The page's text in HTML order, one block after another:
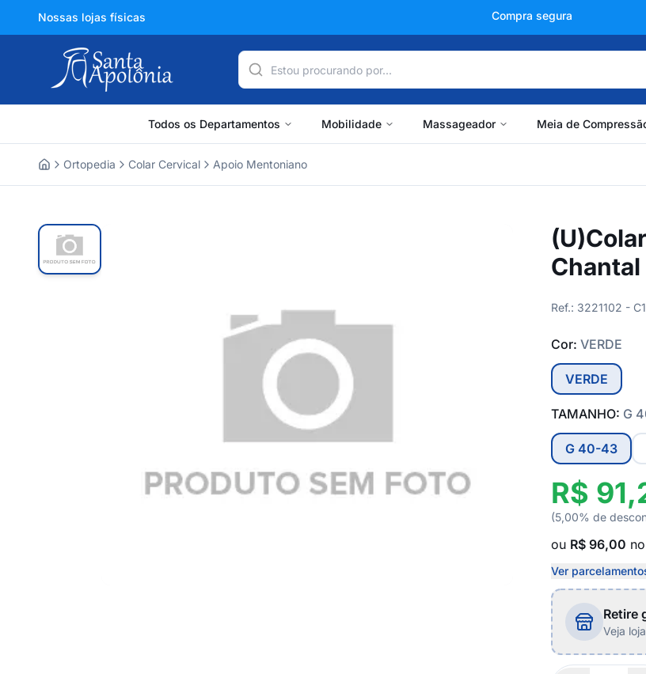
Nossas lojas físicas +150 mil avaliações
Todos os Departamentos Mobilidade Massageador Meia de
Ortopedia Colar Cervical Apoio Mentoniano
Chantal
Ref.: 3221102 -
Cor: VERDE
VERDE
TAMANHO: G
G 40-43
R$
(5,00% de
ou R$ 96,00
Ver
Retire
Veja